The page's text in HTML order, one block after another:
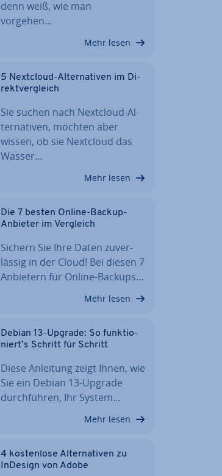
denn weiß, wie man
vorgehen…
Mehr lesen
5 Nextcloud-Al­ter­na­ti­ven im Di­
rekt­ver­gleich
Sie suchen nach Nextcloud-Al­
ter­na­ti­ven, möchten aber
wissen, ob sie Nextcloud das
Wasser…
Mehr lesen
Die 7 besten Online-Backup-
Anbieter im Vergleich
Sichern Sie Ihre Daten zu­ver­
läs­sig in der Cloud! Bei diesen 7
Anbietern für Online-Backups…
Mehr lesen
Debian 13-Upgrade: So funk­tio­
niert’s Schritt für Schritt
Diese Anleitung zeigt Ihnen, wie
Sie ein Debian 13-Upgrade
durch­füh­ren, Ihr System…
Mehr lesen
4 kos­ten­lo­se Al­ter­na­ti­ven zu
InDesign von Adobe